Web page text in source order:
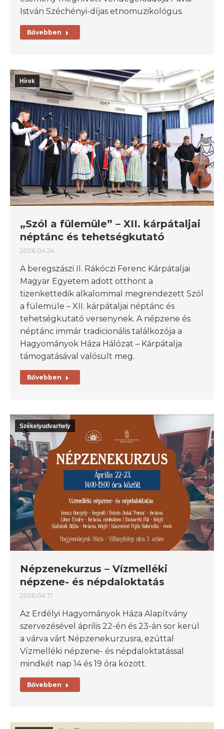
István Széchényi-díjas etnomuzikológus.
Bővebben
Hírek
„Szól a fülemüle” – XII. kárpátaljai
néptánc és tehetségkutató
2026.04.24.
A beregszászi II. Rákóczi Ferenc Kárpátaljai
Magyar Egyetem adott otthont a
tizenkettedik alkalommal megrendezett Szól
a fülemüle – XII. kárpátaljai néptánc és
tehetségkutató versenynek. A népzene és
néptánc immár tradicionális találkozója a
Hagyományok Háza Hálózat – Kárpátalja
támogatásával valósult meg.
Bővebben
Székelyudvarhely
Népzenekurzus – Vízmelléki
népzene- és népdaloktatás
2026.04.17.
Az Erdélyi Hagyományok Háza Alapítvány
szervezésével április 22-én és 23-án sor kerül
a várva várt Népzenekurzusra, ezúttal
Vízmelléki népzene- és népdaloktatással
mindkét nap 14 és 19 óra között.
Bővebben